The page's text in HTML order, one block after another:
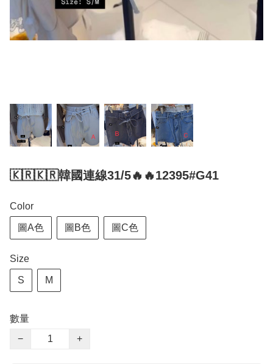
🇰🇷🇰🇷韓國連線31/5🔥🔥12395#G41
Color
圖A色 圖B色 圖C色
Size
S M
數量
−
+